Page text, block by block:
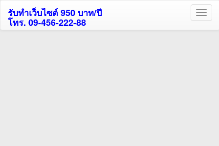
รับทำเว็บไซต์ 950 บาท/ปี
โทร. 09-456-222-88